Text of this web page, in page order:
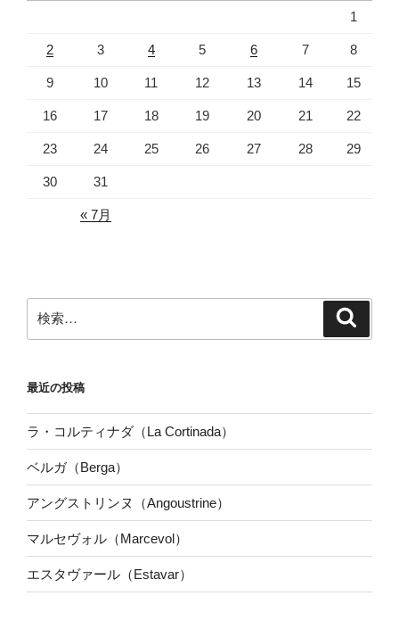
1
2 3 4 5 6 7 8
9 10 11 12 13 14 15
16 17 18 19 20 21 22
23 24 25 26 27 28 29
30 31
« 7月
索:
最近の投稿
ラ・コルティナダ（La Cortinada）
ベルガ（Berga）
アングストリンヌ（Angoustrine）
マルセヴォル（Marcevol）
エスタヴァール（Estavar）